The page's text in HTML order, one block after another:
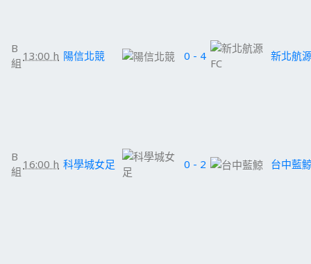
B
組
13:00 h 陽信北競 0 - 4 新北航
B
組
16:00 h 科學城女足 0 - 2 台中藍